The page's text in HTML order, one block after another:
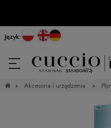
Język:
» Akcesoria i urządzenia »